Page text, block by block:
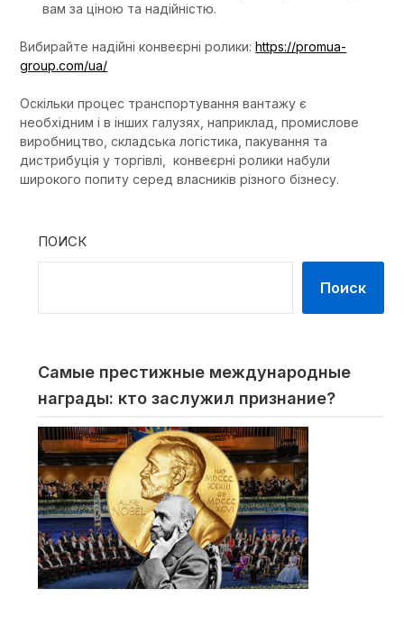
вам за ціною та надійністю.
Вибирайте надійні конвеєрні ролики:https://promua-
group.com/ua/
Оскільки процес транспортування вантажу є
необхідним і в інших галузях, наприклад, промислове
виробництво, складська логістика, пакування та
дистрибуція у торгівлі, конвеєрні ролики набули
широкого попиту серед власників різного бізнесу.
ПОИСК
Поиск
Самые престижные международные
награды: кто заслужил признание?